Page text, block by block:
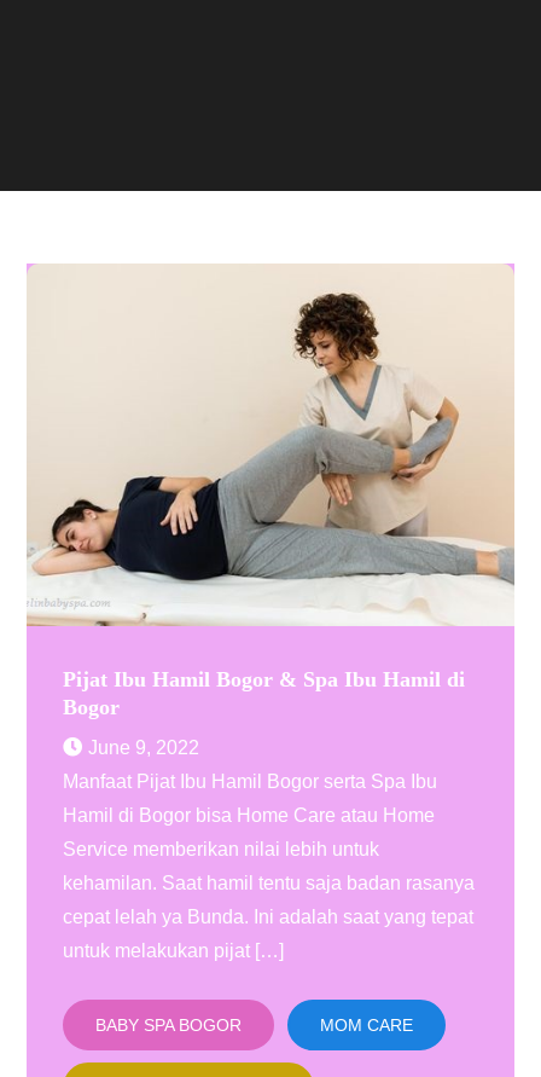
Pijat Ibu Hamil Bogor & Spa Ibu Hamil di
Bogor
June 9, 2022
Manfaat Pijat Ibu Hamil Bogor serta Spa Ibu
Hamil di Bogor bisa Home Care atau Home
Service memberikan nilai lebih untuk
kehamilan. Saat hamil tentu saja badan rasanya
cepat lelah ya Bunda. Ini adalah saat yang tepat
untuk melakukan pijat […]
BABY SPA BOGOR MOM CARE